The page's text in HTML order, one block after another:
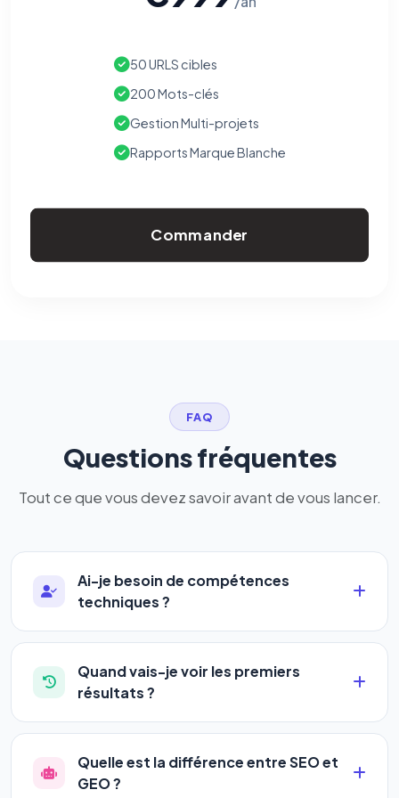
50 URLS cibles
200 Mots-clés
Gestion Multi-projets
Rapports Marque Blanche
Commander
FAQ
Questions fréquentes
Tout ce que vous devez savoir avant de vous lancer.
Ai-je besoin de compétences
techniques ?
Absolument pas. Notre logiciel a été conçu pour
être accessible àtous les profils: artisans,
commerçants, auto-entrepreneurs, PME ou
complexe — vous renseignez l'adresse de votre
site, décrivez votre activité, et le logiciel gère tout
en automatique 24h/24.
Quand vais-je voir les premiers
résultats ?
La plupart de nos utilisateurs observent une
amélioration de leur positionnement en4 à 6
semaines. Le référencement est un marathon, pas
Quelle est la différence entre SEO et
GEO ?